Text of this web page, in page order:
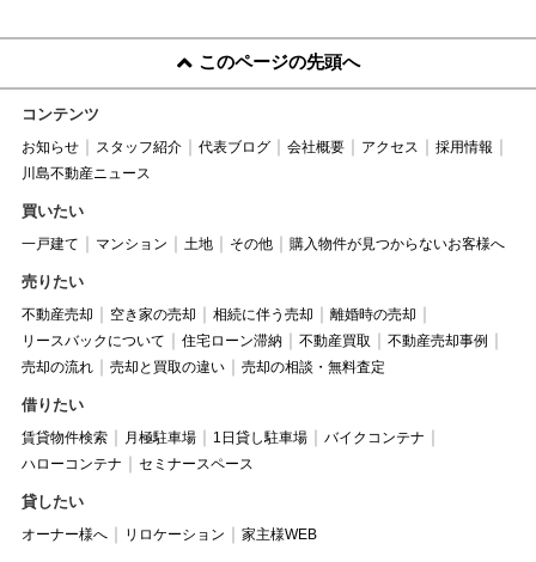
このページの先頭へ
コンテンツ
お知らせ スタッフ紹介 代表ブログ 会社概要 アクセス
採用情報
川島不動産ニュース
買いたい
一戸建て マンション 土地 その他 購入物件が見つからないお客様へ
売りたい
不動産売却 空き家の売却 相続に伴う売却
離婚時の売却
リースバックについて
住宅ローン滞納 不動産買取
不動産売却事例
売却の流れ
売却と買取の違い 売却の相談・無料査定
借りたい
賃貸物件検索 月極駐車場 1日貸し駐車場
バイクコンテナ
ハローコンテナ
セミナースペース
貸したい
オーナー様へ リロケーション 家主様WEB